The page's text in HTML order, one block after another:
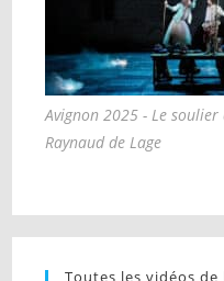
Avignon 2025 - Le
Raynaud de Lage
Toutes les vidéos